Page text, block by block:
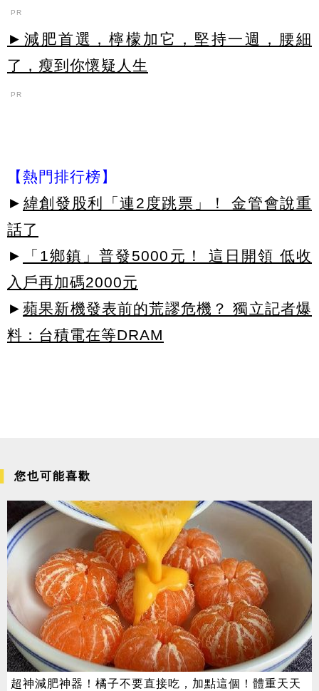
PR
►減肥首選，檸檬加它，堅持一週，腰細
了，瘦到你懷疑人生
PR
【熱門排行榜】
► 緯創發股利「連2度跳票」！ 金管會說重
話了
►
「1鄉鎮」普發5000元！ 這日開領 低收
入戶再加碼2000元
► 蘋果新機發表前的荒謬危機？ 獨立記者爆
料：台積電在等DRAM
您也可能喜歡
超神減肥神器！橘子不要直接吃，加點這個！體重天天